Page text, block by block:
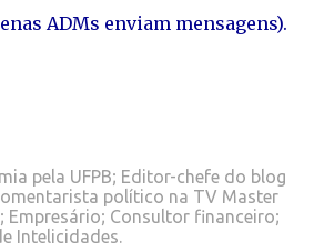
ADMs enviam mensagens).
pela UFPB; Editor-chefe do blog
político na TV Master
Empresário; Consultor financeiro;
Intelicidades.